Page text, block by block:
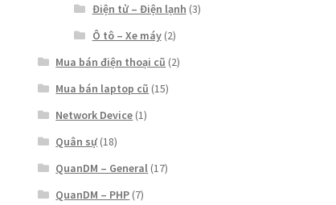
Điện tử – Điện lạnh (3)
Ô tô – Xe máy(2)
Mua bán điện thoại cũ (2)
Mua bán laptop cũ (15)
Network Device (1)
Quân sự (18)
QuanDM – General (17)
QuanDM – PHP (7)